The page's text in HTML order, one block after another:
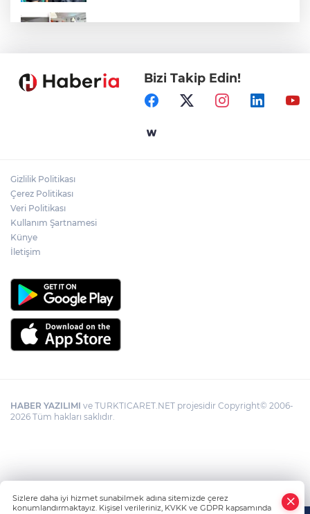
CHP'de kongre hazırlıkları hızlandı... 8 ile
daha yeni il başkanı atandı
Gebze'e 5 Başkan Şehit Yılmaz Argon
Bizi Takip Edin!
Gizlilik Politikası
Çerez Politikası
Veri Politikası
Kullanım Şartnamesi
Künye
İletişim
HABER YAZILIMI ve TURKTICARET.NET projesidir Copyright© 2006-
2026 Tüm hakları saklıdır.
Sizlere daha iyi hizmet sunabilmek adına sitemizde çerez
konumlandırmaktayız. Kişisel verileriniz, KVKK ve GDPR kapsamında